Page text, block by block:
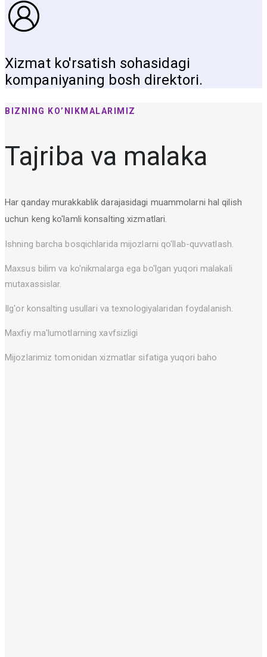
Xizmat ko'rsatish sohasidagi
kompaniyaning bosh direktori.
BIZNING KO’NIKMALARIMIZ
Tajriba va malaka
Har qanday murakkablik darajasidagi muammolarni hal qilish
uchun keng ko'lamli konsalting xizmatlari.
Ishning barcha bosqichlarida mijozlarni qo'llab-quvvatlash.
Maxsus bilim va ko'nikmalarga ega bo'lgan yuqori malakali
mutaxassislar.
Ilg'or konsalting usullari va texnologiyalaridan foydalanish.
Maxfiy ma'lumotlarning xavfsizligi
Mijozlarimiz tomonidan xizmatlar sifatiga yuqori baho